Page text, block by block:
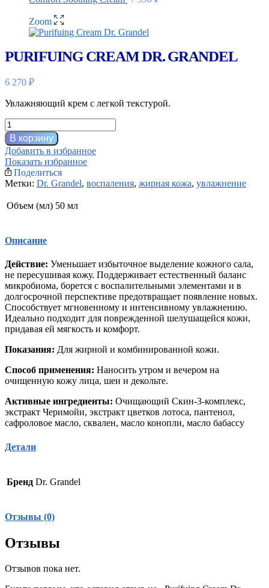
Zoom
PURIFUING CREAM DR. GRANDEL
6 270 ₽
Увлажняющий крем с легкой текстурой.
Количество
товара
Purifuing
Cream
Dr.
Grandel
В корзину
Добавить в избранное
Показать избранное
Поделиться
Метки: Dr. Grandel, воспаления, жирная кожа, увлажнение
Объем (мл) 50 мл
Описание
Действие: Уменьшает избыточное выделение кожного сала,
не пересушивая кожу. Поддерживает естественный баланс
микробиома, борется с воспалительными элементами и в
долгосрочной перспективе предотвращает появление новых.
Способствует мгновенному и интенсивному увлажнению.
Идеально подходит для поврежденной шелушащейся кожи,
придавая ей мягкость и комфорт.
Показания: Для жирной и комбинированной кожи.
Способ применения: Наносить утром и вечером на
очищенную кожу лица, шеи и декольте.
Активные ингредиенты: Очищающий Скин-3-комплекс,
экстракт Черимойи, экстракт цветков лотоса, пантенол,
сафроловое масло, сквален, масло конопли, масло бабассу
Детали
Бренд Dr. Grandel
Отзывы (0)
Отзывы
Отзывов пока нет.